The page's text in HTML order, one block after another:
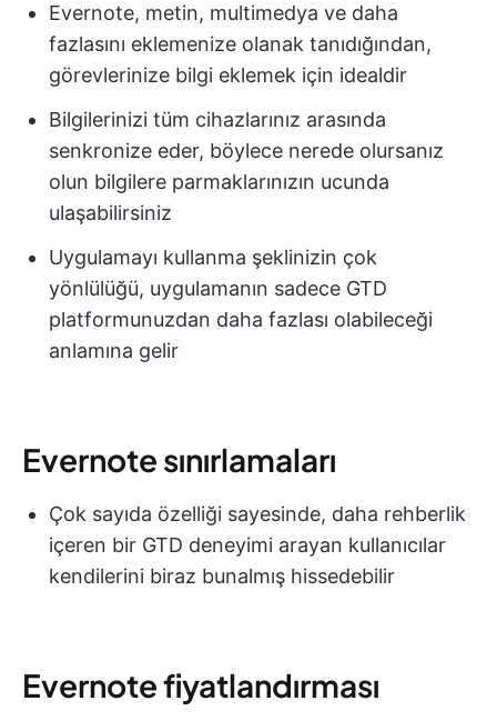
Evernote, metin, multimedya ve daha
fazlasını eklemenize olanak tanıdığından,
görevlerinize bilgi eklemek için idealdir
Bilgilerinizi tüm cihazlarınız arasında
senkronize eder, böylece nerede olursanız
olun bilgilere parmaklarınızın ucunda
ulaşabilirsiniz
Uygulamayı kullanma şeklinizin çok
yönlülüğü, uygulamanın sadece GTD
platformunuzdan daha fazlası olabileceği
anlamına gelir
Evernote sınırlamaları
Çok sayıda özelliği sayesinde, daha rehberlik
içeren bir GTD deneyimi arayan kullanıcılar
kendilerini biraz bunalmış hissedebilir
Evernote fiyatlandırması